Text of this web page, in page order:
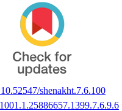
‎ 10.52547/shenakht.7.6.100